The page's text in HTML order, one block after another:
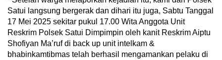
Satui langsung bergerak dan dihari itu juga, Sabtu Tanggal
17 Mei 2025 sekitar pukul 17.00 Wita Anggota Unit
Reskrim Polsek Satui Dimpimpin oleh kanit Reskrim Aiptu
Shofiyan Ma’ruf di back up unit intelkam &
bhabinkamtibmas telah berhasil mengamankan pelaku di